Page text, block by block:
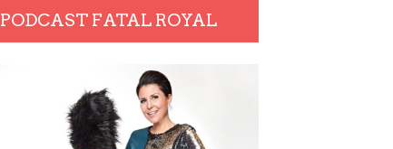
PODCAST FATAL ROYAL